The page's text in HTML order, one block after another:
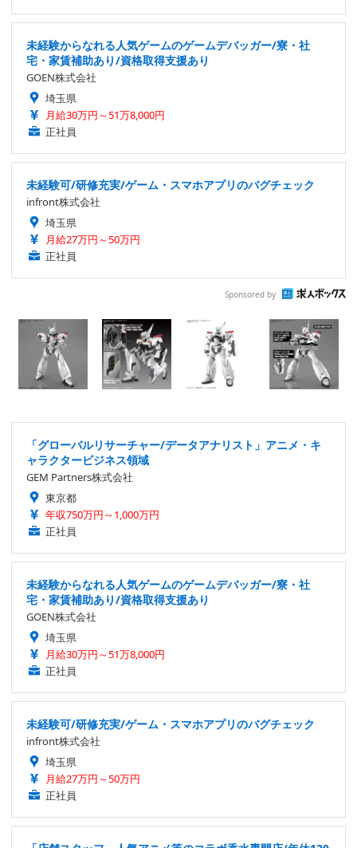
未経験からなれる人気ゲームのゲームデバッガー/寮・社
宅・家賃補助あり/資格取得支援あり
GOEN株式会社
埼玉県
月給30万円～51万8,000円
正社員
未経験可/研修充実/ゲーム・スマホアプリのバグチェック
infront株式会社
埼玉県
月給27万円～50万円
正社員
Sponsored by
「グローバルリサーチャー/データアナリスト」アニメ・キ
ャラクタービジネス領域
GEM Partners株式会社
東京都
年収750万円～1,000万円
正社員
未経験からなれる人気ゲームのゲームデバッガー/寮・社
宅・家賃補助あり/資格取得支援あり
GOEN株式会社
埼玉県
月給30万円～51万8,000円
正社員
未経験可/研修充実/ゲーム・スマホアプリのバグチェック
infront株式会社
埼玉県
月給27万円～50万円
正社員